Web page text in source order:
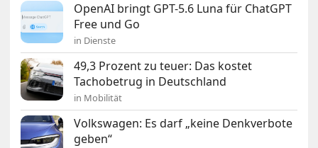
OpenAI bringt GPT-5.6 Luna für ChatGPT
Free und Go
in Dienste
49,3 Prozent zu teuer: Das kostet
Tachobetrug in Deutschland
in Mobilität
Volkswagen: Es darf „keine Denkverbote
geben“